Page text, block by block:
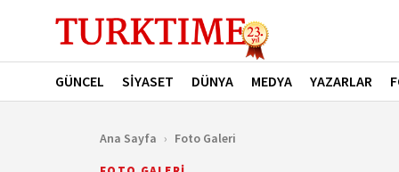
GÜNCEL SİYASET DÜNYA MEDYA YAZARLAR
Ana Sayfa › Foto Galeri